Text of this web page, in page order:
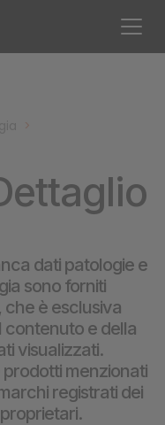
>
dati patologie e
sono forniti
che è esclusiva
contenuto e della
visualizzati.
prodotti menzionati
registrati dei